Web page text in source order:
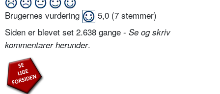
Brugernes vurdering 5,0 (7 stemmer)
Siden er blevet set 2.638 gange - Se og skriv
kommentarer herunder.